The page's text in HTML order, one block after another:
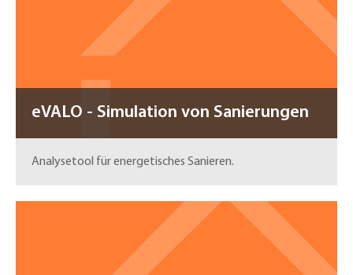
eVALO - Simulation von Sanierungen
Analysetool für energetisches Sanieren.